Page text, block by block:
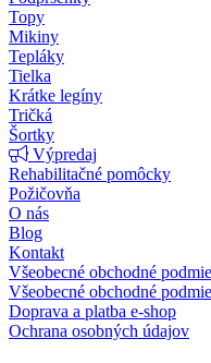
Topy
Mikiny
Tepláky
Tielka
Krátke legíny
Tričká
Šortky
Výpredaj
Rehabilitačné pomôcky
Požičovňa
O nás
Blog
Kontakt
Všeobecné obchodné
Všeobecné obchodné
Doprava a platba e-shop
Ochrana osobných údajov